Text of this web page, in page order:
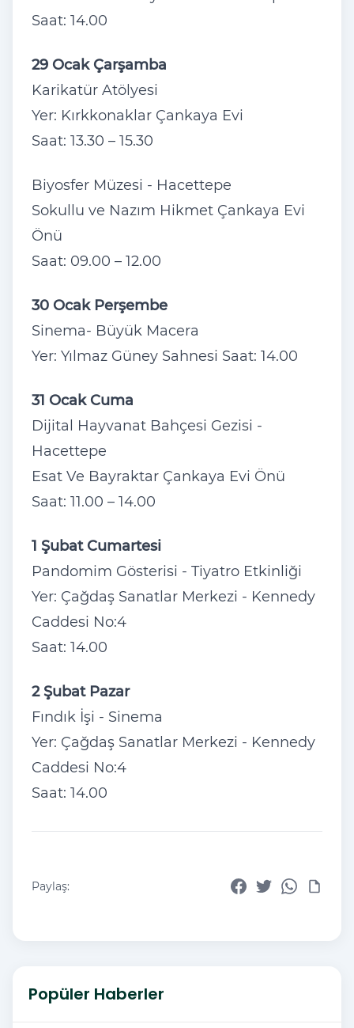
Saat: 14.00
29 Ocak Çarşamba
Karikatür Atölyesi
Yer: Kırkkonaklar Çankaya Evi
Saat: 13.30 – 15.30
Biyosfer Müzesi - Hacettepe
Sokullu ve Nazım Hikmet Çankaya Evi
Önü
Saat: 09.00 – 12.00
30 Ocak Perşembe
Sinema- Büyük Macera
Yer: Yılmaz Güney Sahnesi Saat: 14.00
31 Ocak Cuma
Dijital Hayvanat Bahçesi Gezisi -
Hacettepe
Esat Ve Bayraktar Çankaya Evi Önü
Saat: 11.00 – 14.00
1 Şubat Cumartesi
Pandomim Gösterisi - Tiyatro Etkinliği
Yer: Çağdaş Sanatlar Merkezi - Kennedy
Caddesi No:4
Saat: 14.00
2 Şubat Pazar
Fındık İşi - Sinema
Yer: Çağdaş Sanatlar Merkezi - Kennedy
Caddesi No:4
Saat: 14.00
Paylaş:
Popüler Haberler